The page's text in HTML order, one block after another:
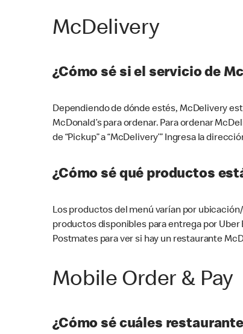
McDelivery
¿Cómo sé si el servicio de
Dependiendo de dónde estés, McDelivery
McDonald’s para ordenar. Para ordenar
de “Pickup” a “McDelivery’” Ingresa la
¿Cómo sé qué productos
Los productos del menú varían por
productos disponibles para entrega por Uber
Postmates para ver si hay un restaurante
Mobile Order & Pay
¿Cómo sé cuáles